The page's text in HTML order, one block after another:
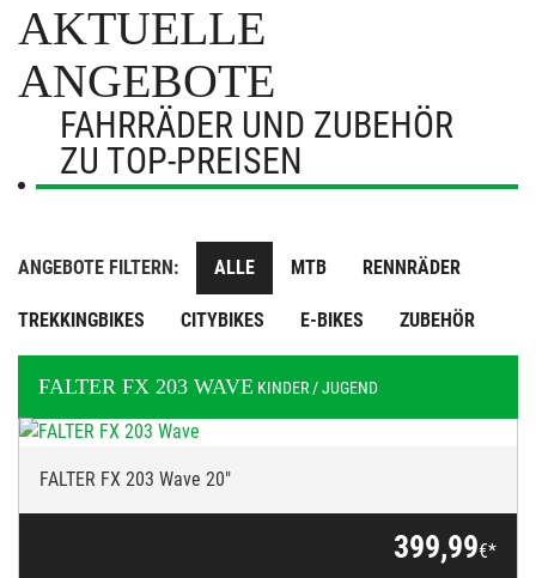
AKTUELLE
ANGEBOTE
FAHRRÄDER UND ZUBEHÖR
ZU TOP-PREISEN
ANGEBOTE FILTERN: ALLE MTB RENNRÄDER
TREKKINGBIKES CITYBIKES E-BIKES ZUBEHÖR
FALTER FX 203 WAVE KINDER / JUGEND
FALTER FX 203 Wave 20"
399,99€*